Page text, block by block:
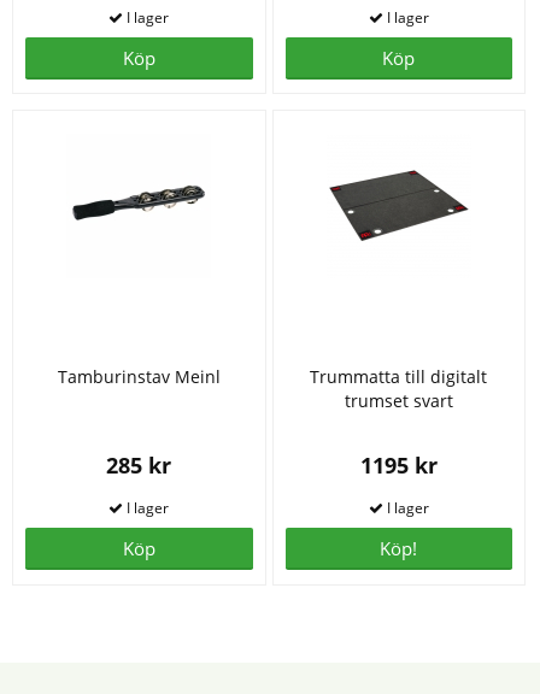
Köp Köp
Tamburinstav Meinl
285 kr
Köp
Trummatta till digitalt
trumset svart
1195 kr
Köp!